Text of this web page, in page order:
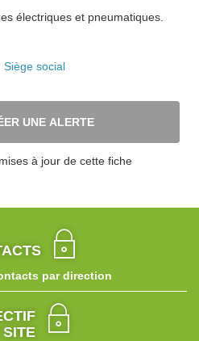
électriques et pneumatiques.
Siège social
UNE ALERTE
à jour de cette fiche
par direction
SITE